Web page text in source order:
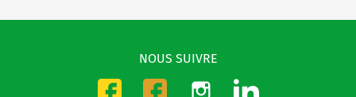
NOUS SUIVRE
Facebook-CMOFacebook-DMO
Instagram